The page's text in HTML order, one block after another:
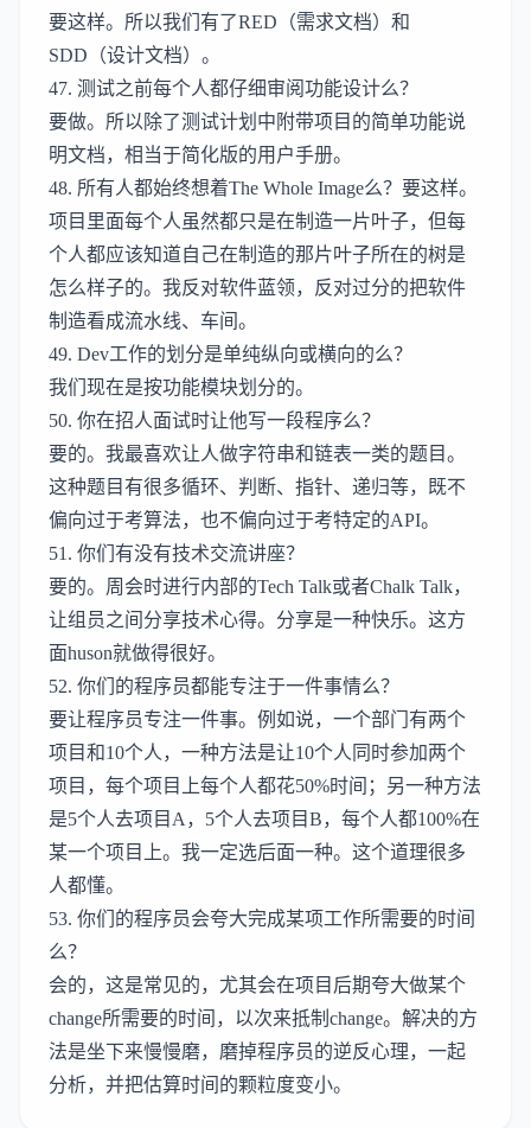
要这样。所以我们有了RED（需求文档）和
SDD（设计文档）。
47. 测试之前每个人都仔细审阅功能设计么？
要做。所以除了测试计划中附带项目的简单功能说
明文档，相当于简化版的用户手册。
48. 所有人都始终想着The Whole Image么？要这样。
项目里面每个人虽然都只是在制造一片叶子，但每
个人都应该知道自己在制造的那片叶子所在的树是
怎么样子的。我反对软件蓝领，反对过分的把软件
制造看成流水线、车间。
49. Dev工作的划分是单纯纵向或横向的么？
我们现在是按功能模块划分的。
50. 你在招人面试时让他写一段程序么？
要的。我最喜欢让人做字符串和链表一类的题目。
这种题目有很多循环、判断、指针、递归等，既不
偏向过于考算法，也不偏向过于考特定的API。
51. 你们有没有技术交流讲座？
要的。周会时进行内部的Tech Talk或者Chalk Talk，
让组员之间分享技术心得。分享是一种快乐。这方
面huson就做得很好。
52. 你们的程序员都能专注于一件事情么？
要让程序员专注一件事。例如说，一个部门有两个
项目和10个人，一种方法是让10个人同时参加两个
项目，每个项目上每个人都花50%时间；另一种方法
是5个人去项目A，5个人去项目B，每个人都100%在
某一个项目上。我一定选后面一种。这个道理很多
人都懂。
53. 你们的程序员会夸大完成某项工作所需要的时间
么？
会的，这是常见的，尤其会在项目后期夸大做某个
change所需要的时间，以次来抵制change。解决的方
法是坐下来慢慢磨，磨掉程序员的逆反心理，一起
分析，并把估算时间的颗粒度变小。